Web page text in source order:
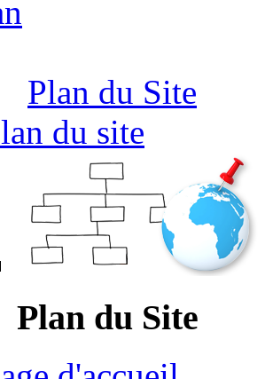
Plan du Site
du site
Plan du Site